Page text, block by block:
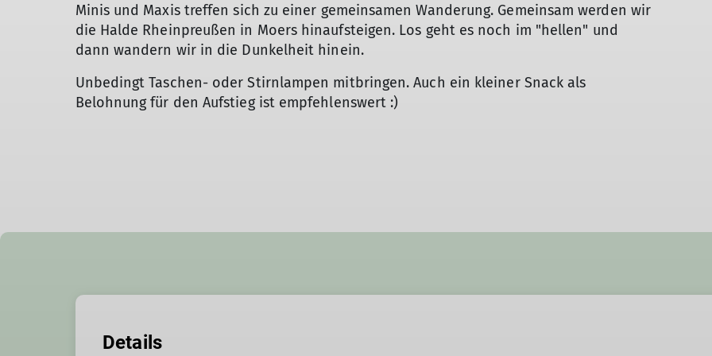
Minis und Maxis treffen sich zu einer gemeinsamen Wanderung. Gemeinsam werden wir
die Halde Rheinpreußen in Moers hinaufsteigen. Los geht es noch im "hellen" und
dann wandern wir in die Dunkelheit hinein.
Unbedingt Taschen- oder Stirnlampen mitbringen. Auch ein kleiner Snack als
Belohnung für den Aufstieg ist empfehlenswert :)
Details